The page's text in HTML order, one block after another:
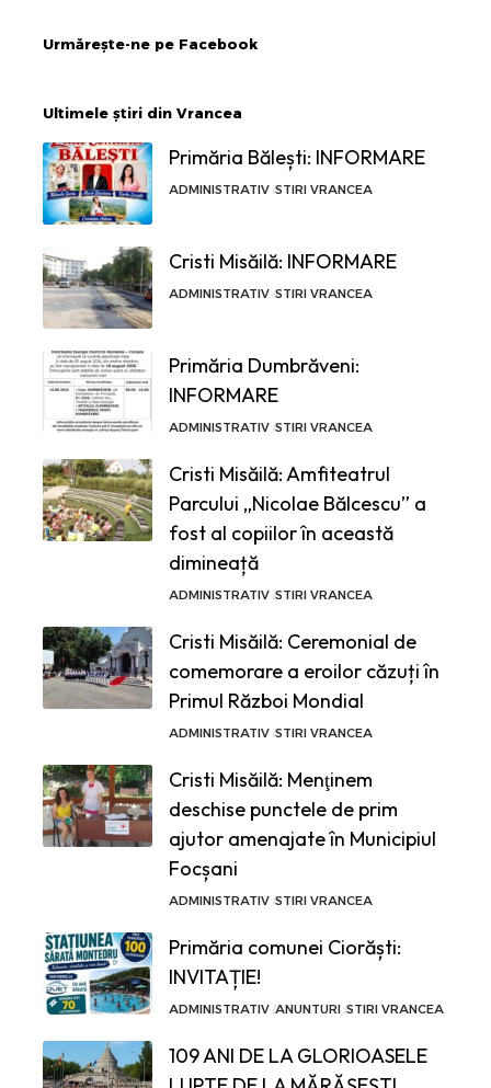
Urmărește-ne pe Facebook
Ultimele știri din Vrancea
Primăria Bălești: INFORMARE
ADMINISTRATIV STIRI VRANCEA
Cristi Misăilă: INFORMARE
ADMINISTRATIV STIRI VRANCEA
Primăria Dumbrăveni:
INFORMARE
ADMINISTRATIV STIRI VRANCEA
Cristi Misăilă: Amfiteatrul
Parcului „Nicolae Bălcescu” a
fost al copiilor în această
dimineață
ADMINISTRATIV STIRI VRANCEA
Cristi Misăilă: Ceremonial de
comemorare a eroilor căzuți în
Primul Război Mondial
ADMINISTRATIV STIRI VRANCEA
Cristi Misăilă: Menţinem
deschise punctele de prim
ajutor amenajate în Municipiul
Focșani
ADMINISTRATIV STIRI VRANCEA
Primăria comunei Ciorăști:
INVITAȚIE!
ADMINISTRATIV ANUNTURI STIRI VRANCEA
109 ANI DE LA GLORIOASELE